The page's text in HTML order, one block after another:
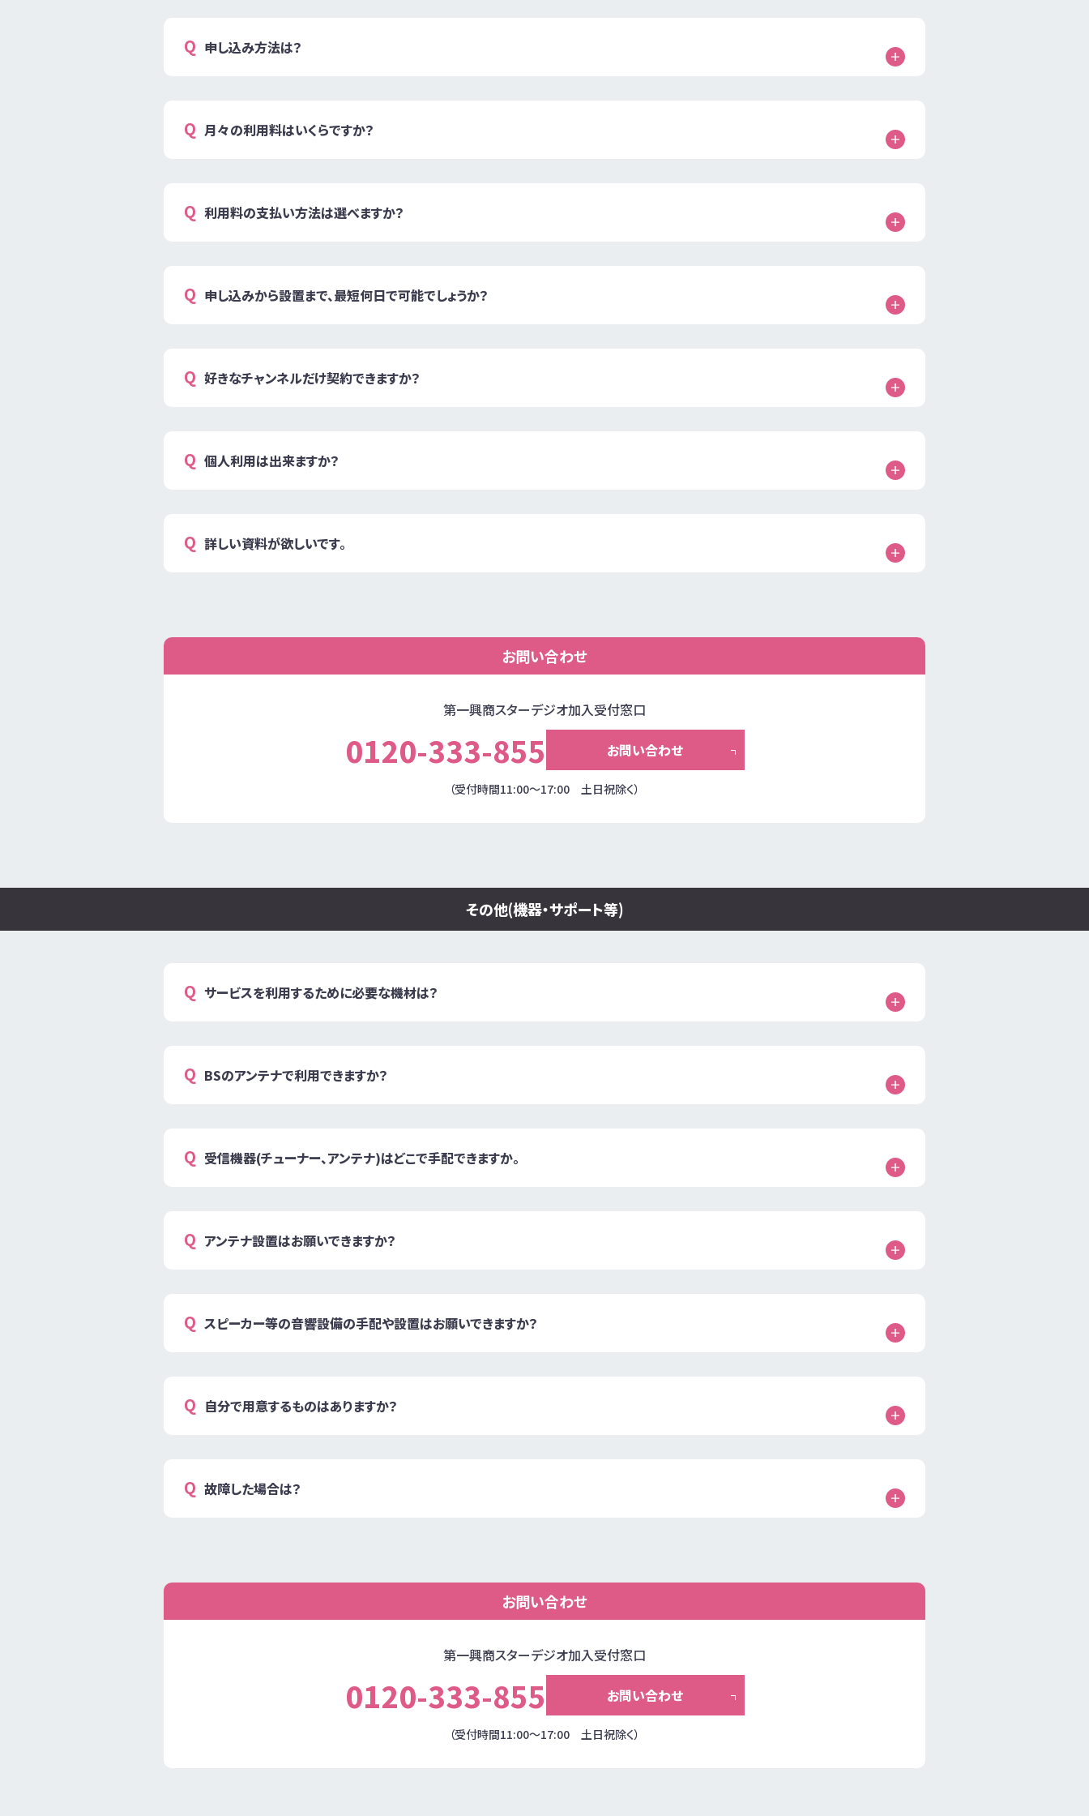
申し込み方法は？
月々の利用料はいくらですか？
利用料の支払い方法は選べますか？
申し込みから設置まで、最短何日で可能でしょうか？
好きなチャンネルだけ契約できますか？
個人利用は出来ますか？
詳しい資料が欲しいです。
お問い合わせ
第一興商スターデジオ加入受付窓口
0120-333-855 お問い合わせ
（受付時間11:00～17:00 土日祝除く）
その他(機器・サポート等)
サービスを利用するために必要な機材は？
BSのアンテナで利用できますか？
受信機器(チューナー、アンテナ)はどこで手配できますか。
アンテナ設置はお願いできますか？
スピーカー等の音響設備の手配や設置はお願いできますか？
自分で用意するものはありますか？
故障した場合は？
お問い合わせ
第一興商スターデジオ加入受付窓口
0120-333-855 お問い合わせ
（受付時間11:00～17:00 土日祝除く）